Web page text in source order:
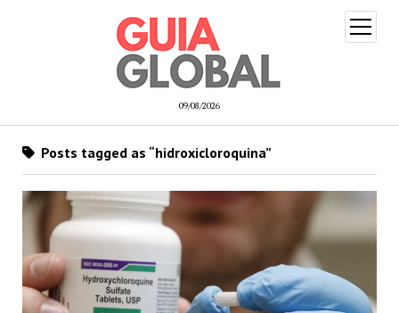
09/08/2026
open
menu
Posts tagged as “hidroxicloroquina”